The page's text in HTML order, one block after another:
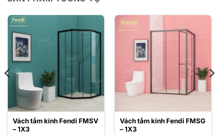
Vách tắm kính Fendi FMSV
– 1X3
Vách tắm kính Fendi FMSG
– 1X3